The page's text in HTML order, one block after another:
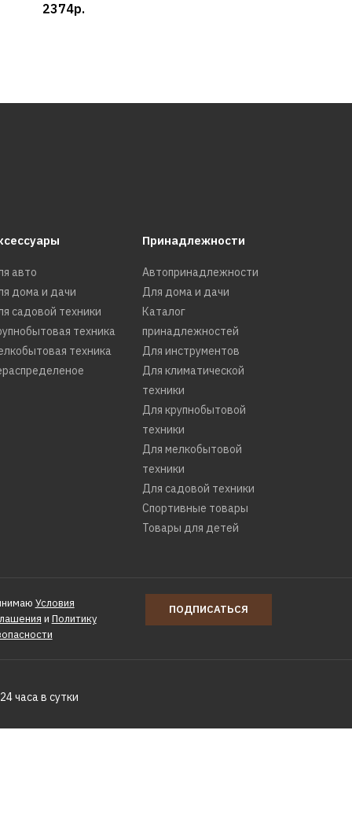
2374р.
авто
дома и дачи
садовой техники
техника
техника
Принадлежности
Автопринадлежности
Для дома и дачи
Каталог
принадлежностей
Для инструментов
Для климатической
техники
Для крупнобытовой
техники
Для мелкобытовой
техники
Для садовой техники
Спортивные товары
Товары для детей
Условия
и Политику
ПОДПИСАТЬСЯ
часа в сутки